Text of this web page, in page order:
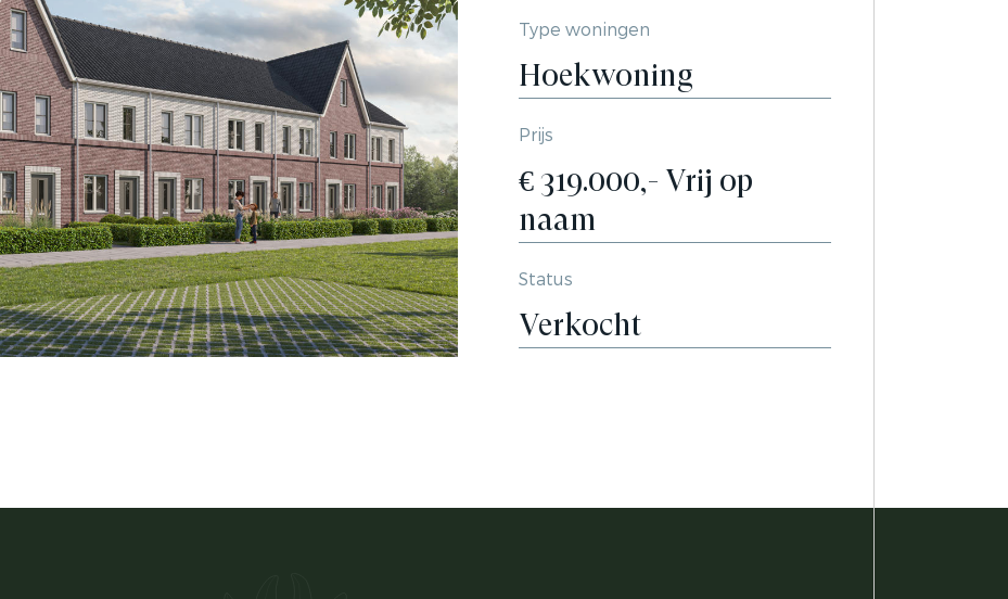
Type woningen
Hoekwoning
Prijs
€ 319.000,- Vrij op
naam
Status
Verkocht